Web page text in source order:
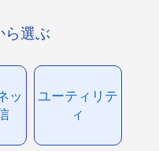
ら選ぶ
ッ
ユーティリテ
ィ